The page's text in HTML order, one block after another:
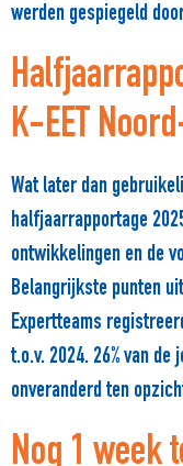
werden gespiegeld
K-EET
Wat later dan
halfjaarrapportage
ontwikkelingen en de
Belangrijkste punten
Expertteams
t.o.v. 2024. 26% van
onveranderd ten
Nog 1 week